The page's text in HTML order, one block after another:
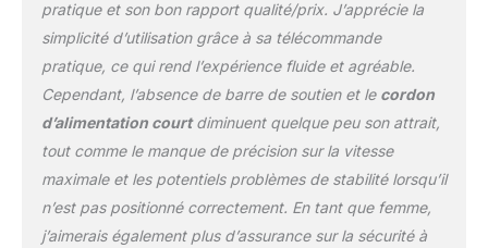
facilitent les
déplacements sans avoir
l'appareil. Ce tapis de
course de bureau vous
permet de choisir
différentes vitesses en
condition physique et de
votre programme
d'entraînement. [Moteur
pratique et son bon rapport qualité/prix. J’apprécie la
simplicité d’utilisation grâce à sa télécommande
pratique, ce qui rend l’expérience fluide et agréable.
Cependant, l’absence de barre de soutien et le cordon
d’alimentation courtdiminuent quelque peu son attrait,
tout comme le manque de précision sur la vitesse
maximale et les potentiels problèmes de stabilité lorsqu’il
n’est pas positionné correctement. En tant que femme,
j’aimerais également plus d’assurance sur la sécurité à